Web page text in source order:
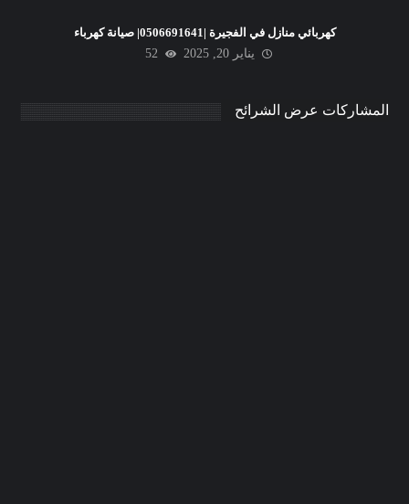
كهربائي منازل في الفجيرة |0506691641| صيانة كهرباء
يناير 20, 2025
52
المشاركات عرض الشرائح